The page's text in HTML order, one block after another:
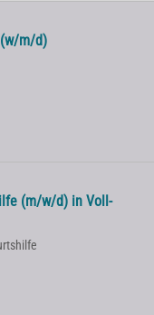
m/d)
(m/w/d) in Voll-